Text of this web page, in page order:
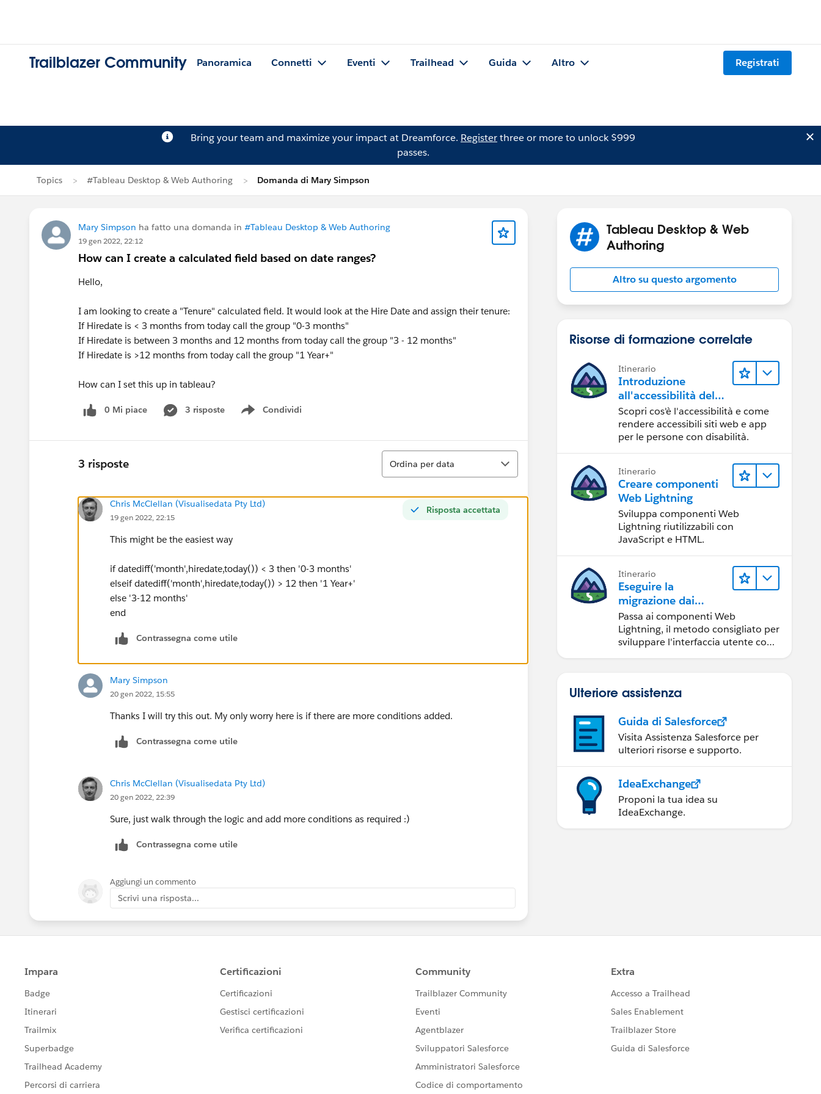
Trailblazer Community Panoramica Connetti Eventi Trailhead Guida Altro Registrati
Bring your team and maximize your impact at Dreamforce. Registerthree or more to unlock $999
passes.
Topics #Tableau Desktop & Web Authoring Domanda di Mary Simpson
Mary Simpson ha fatto una domanda in #Tableau Desktop & Web Authoring
19 gen 2022, 22:12
How can I create a calculated field based on date ranges?
Hello,
I am looking to create a "Tenure" calculated field. It would look at the Hire Date and assign their tenure:
If Hiredate is < 3 months from today call the group "0-3 months"
If Hiredate is between 3 months and 12 months from today call the group "3 - 12 months"
If Hiredate is >12 months from today call the group "1 Year+"
How can I set this up in tableau?
0 Mi piace 3 risposte Condividi
Show menu
3 risposte
Ordina
Ordina per data
Risposta accettata
Chris McClellan (Visualisedata Pty Ltd)
19 gen 2022, 22:15
This might be the easiest way
if datediff('month',hiredate,today()) < 3 then '0-3 months'
elseif datediff('month',hiredate,today()) > 12 then '1 Year+'
else '3-12 months'
end
Contrassegna come utile
Mary Simpson
20 gen 2022, 15:55
Thanks I will try this out. My only worry here is if there are more conditions added.
Contrassegna come utile
Chris McClellan (Visualisedata Pty Ltd)
20 gen 2022, 22:39
Sure, just walk through the logic and add more conditions as required :)
Contrassegna come utile
Aggiungi un commento
Scrivi una risposta...
Tableau Desktop & Web
Authoring
Altro su questo argomento
Risorse di formazione correlate
Itinerario
Introduzione
all'accessibilità del
Web
Scopri cos'è l'accessibilità e come
rendere accessibili siti web e app
per le persone con disabilità.
Itinerario
Creare componenti
Web Lightning
Sviluppa componenti Web
Lightning riutilizzabili con
JavaScript e HTML.
Itinerario
Eseguire la
migrazione dai
componenti Aura ai
componenti Web
Lightning
Passa ai componenti Web
Lightning, il metodo consigliato per
sviluppare l'interfaccia utente con
Ulteriore assistenza
Guida di Salesforce
Visita Assistenza Salesforce per
ulteriori risorse e supporto.
IdeaExchange
Proponi la tua idea su
IdeaExchange.